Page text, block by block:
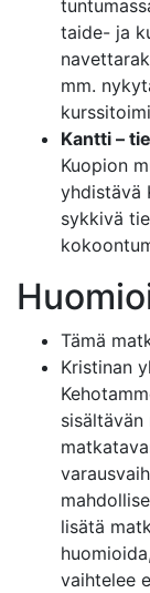
taide- ja
mm.
Kantti –
Kuopion
yhdistävä
sykkivä
Tämä
Kristinan
lisätä
vaihtelee